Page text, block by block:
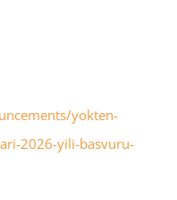
yokten-
2026-yili-basvuru-